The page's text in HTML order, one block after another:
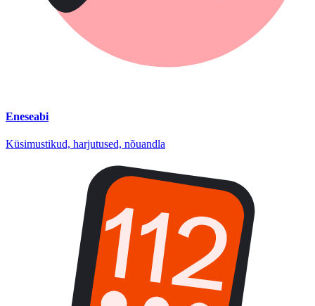
Eneseabi
Küsimustikud, harjutused, nõuandla